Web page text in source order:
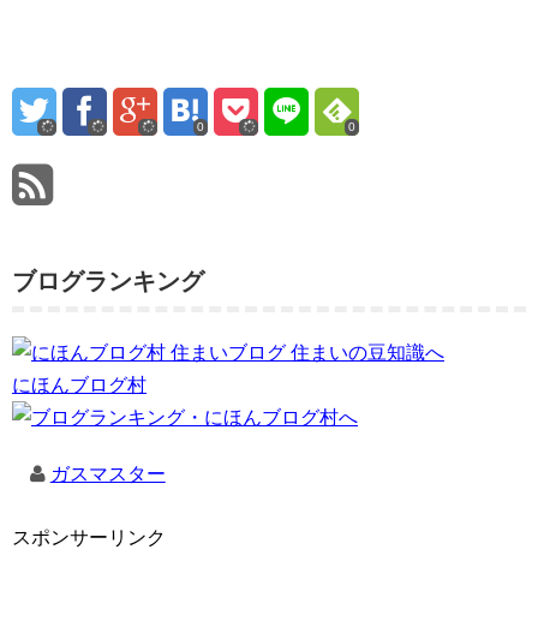
0 0
ブログランキング
にほんブログ村
ガスマスター
スポンサーリンク